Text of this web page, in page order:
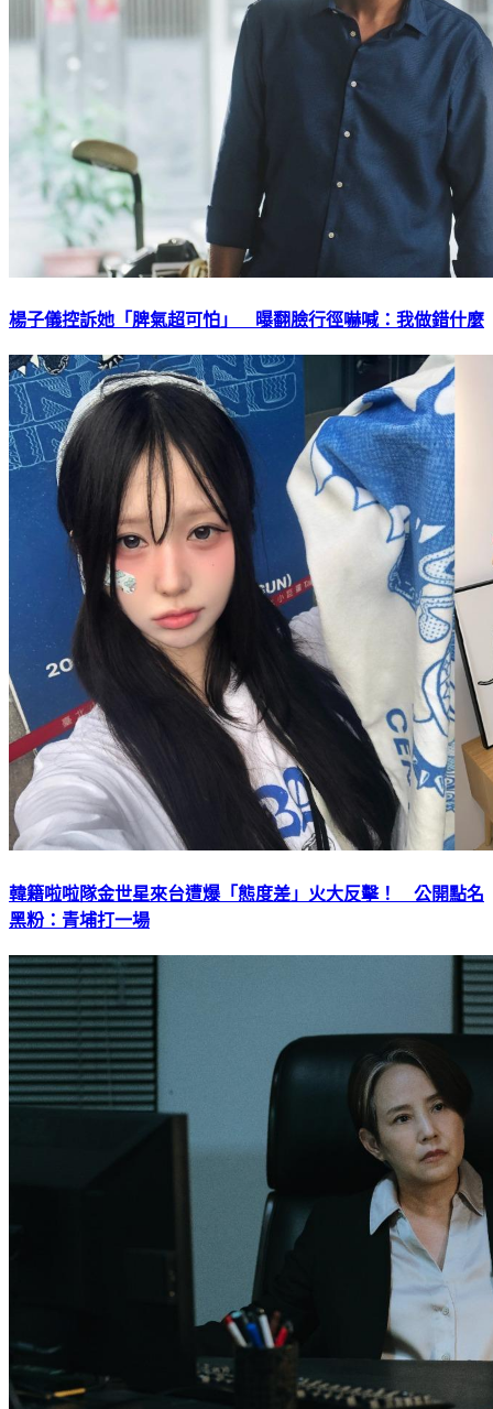
楊子儀控訴她「脾氣超可怕」 曝翻臉行徑嚇喊：我做錯什麼
韓籍啦啦隊金世星來台遭爆「態度差」火大反擊！ 公開點名
黑粉：青埔打一場